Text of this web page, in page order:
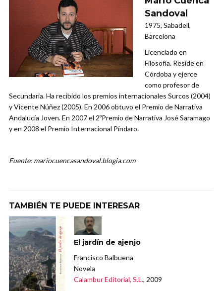
Sandoval
1975, Sabadell,
Barcelona
Licenciado en
Filosofía. Reside en
Córdoba y ejerce
como profesor de
Secundaria. Ha recibido los premios internacionales Surcos (2004)
y Vicente Núñez (2005). En 2006 obtuvo el Premio de Narrativa
Andalucía Joven. En 2007 el 2ºPremio de Narrativa José Saramago
y en 2008 el Premio Internacional Píndaro.
Fuente: mariocuencasandoval.blogia.com
TAMBIÉN TE PUEDE INTERESAR
El jardín de ajenjo
Francisco Balbuena
Novela
Calambur Editorial, S.L., 2009